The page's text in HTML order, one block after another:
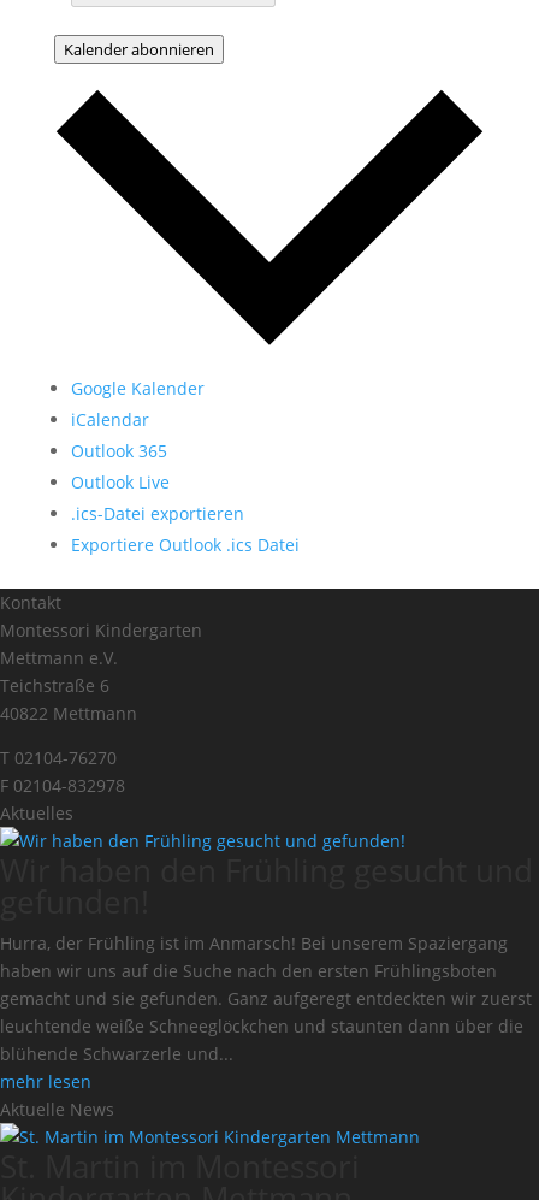
Kalender abonnieren
Google Kalender
iCalendar
Outlook 365
Outlook Live
.ics-Datei exportieren
Exportiere Outlook .ics Datei
Kontakt
Montessori Kindergarten
Mettmann e.V.
Teichstraße 6
40822 Mettmann
T 02104-76270
F 02104-832978
Aktuelles
Hurra, der Frühling ist im Anmarsch! Bei unserem Spaziergang
haben wir uns auf die Suche nach den ersten Frühlingsboten
gemacht und sie gefunden. Ganz aufgeregt entdeckten wir zuerst
leuchtende weiße Schneeglöckchen und staunten dann über die
blühende Schwarzerle und...
mehr lesen
Aktuelle News